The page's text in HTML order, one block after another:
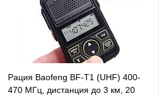
Рация Baofeng BF-T1 (UHF) 400-
470 МГц, дистанция до 3 км, 20